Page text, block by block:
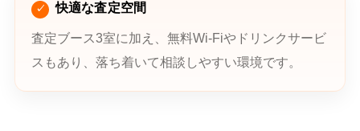
快適な査定空間
査定ブース3室に加え、無料Wi-Fiやドリンクサービ
スもあり、落ち着いて相談しやすい環境です。